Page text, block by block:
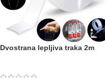
Dvostrana lepljiva traka 2m